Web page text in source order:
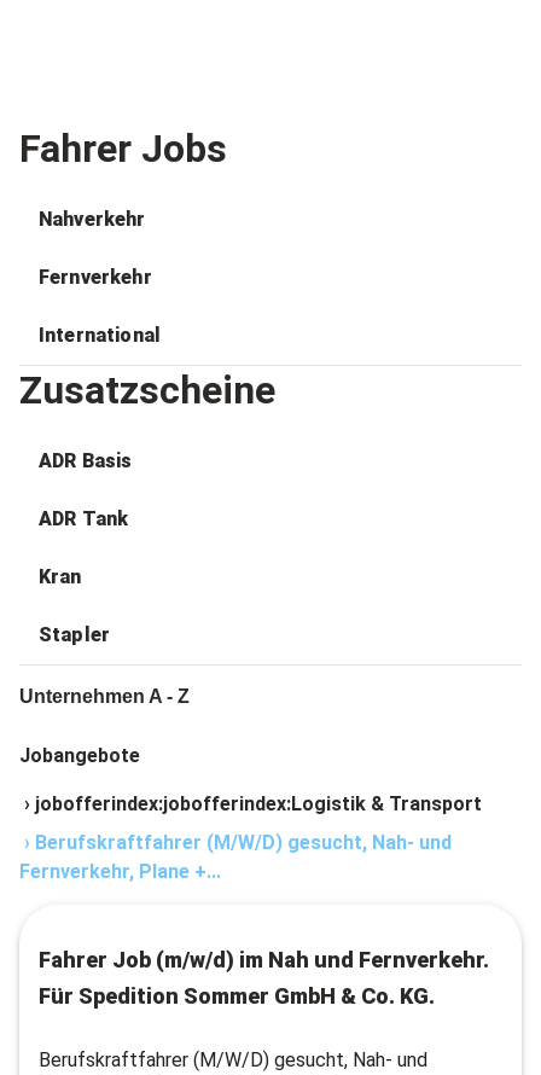
Fahrer Jobs
Nahverkehr
Fernverkehr
International
Zusatzscheine
ADR Basis
ADR Tank
Kran
Stapler
Unternehmen A - Z
Jobangebote
› jobofferindex:jobofferindex:Logistik & Transport
› Berufskraftfahrer (M/W/D) gesucht, Nah- und
Fernverkehr, Plane +...
Fahrer Job (m/w/d) im Nah und Fernverkehr.
Für Spedition Sommer GmbH & Co. KG.
Berufskraftfahrer (M/W/D) gesucht, Nah- und